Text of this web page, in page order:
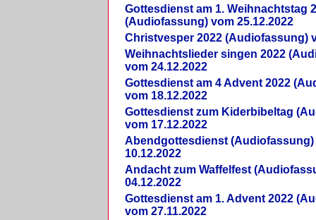
Gottesdienst am 1. Weihnachtstag
(Audiofassung) vom 25.12.2022
Christvesper 2022 (Audiofassung)
Weihnachtslieder singen 2022
vom 24.12.2022
Gottesdienst am 4 Advent 2022
vom 18.12.2022
Gottesdienst zum Kiderbibeltag
vom 17.12.2022
Abendgottesdienst (Audiofassung)
10.12.2022
Andacht zum Waffelfest
04.12.2022
Gottesdienst am 1. Advent 2022
vom 27.11.2022